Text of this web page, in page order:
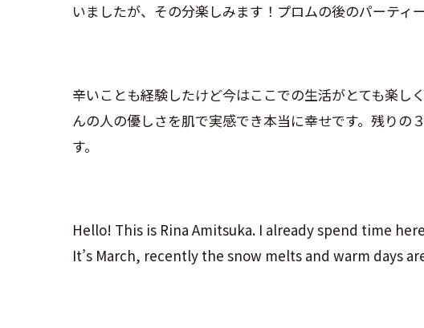
いましたが、その分楽しみます！プロムの後のパーティ
辛いことも経験したけど今はここでの生活がとても楽し
んの人の優しさを肌で実感でき本当に幸せです。残りの
す。
Hello! This is Rina Amitsuka. I already spend time
It’s March, recently the snow melts and warm days